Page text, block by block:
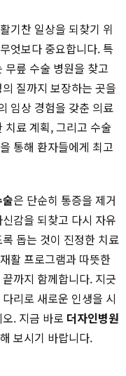
기찬 일상을 되찾기 위
엇보다 중요합니다. 특
무릎 수술 병원을 찾고
질까지 보장하는 곳을
임상 경험을 갖춘 의료
치료 계획, 그리고 수술
통해 환자들에게 최고
은 단순히 통증을 제거
감을 되찾고 다시 자유
돕는 것이 진정한 치료
활 프로그램과 따뜻한
까지 함께합니다. 지긋
리로 새로운 인생을 시
. 지금 바로 더자인병원
보시기 바랍니다.